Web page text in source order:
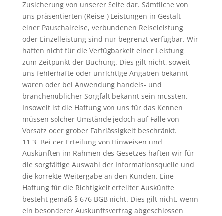
Zusicherung von unserer Seite dar. Sämtliche von
uns präsentierten (Reise-) Leistungen in Gestalt
einer Pauschalreise, verbundenen Reiseleistung
oder Einzelleistung sind nur begrenzt verfügbar. Wir
haften nicht für die Verfügbarkeit einer Leistung
zum Zeitpunkt der Buchung. Dies gilt nicht, soweit
uns fehlerhafte oder unrichtige Angaben bekannt
waren oder bei Anwendung handels- und
branchenüblicher Sorgfalt bekannt sein mussten.
Insoweit ist die Haftung von uns für das Kennen
müssen solcher Umstände jedoch auf Fälle von
Vorsatz oder grober Fahrlässigkeit beschränkt.
11.3. Bei der Erteilung von Hinweisen und
Auskünften im Rahmen des Gesetzes haften wir für
die sorgfältige Auswahl der Informationsquelle und
die korrekte Weitergabe an den Kunden. Eine
Haftung für die Richtigkeit erteilter Auskünfte
besteht gemäß § 676 BGB nicht. Dies gilt nicht, wenn
ein besonderer Auskunftsvertrag abgeschlossen